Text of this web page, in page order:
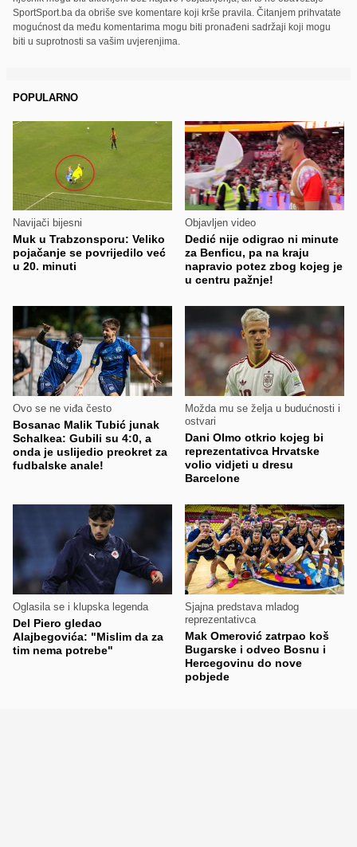
SportSport.ba da obriše sve komentare koji krše pravila. Čitanjem prihvatate
mogućnost da među komentarima mogu biti pronađeni sadržaji koji mogu
biti u suprotnosti sa vašim uvjerenjima.
POPULARNO
Navijači bijesni
Muk u Trabzonsporu: Veliko
pojačanje se povrijedilo već
u 20. minuti
Objavljen video
Dedić nije odigrao ni minute
za Benficu, pa na kraju
napravio potez zbog kojeg je
u centru pažnje!
Ovo se ne viđa često
Bosanac Malik Tubić junak
Schalkea: Gubili su 4:0, a
onda je uslijedio preokret za
fudbalske anale!
Možda mu se želja u budućnosti i
ostvari
Dani Olmo otkrio kojeg bi
reprezentativca Hrvatske
volio vidjeti u dresu
Barcelone
Oglasila se i klupska legenda
Del Piero gledao
Alajbegovića: "Mislim da za
tim nema potrebe"
Sjajna predstava mladog
reprezentativca
Mak Omerović zatrpao koš
Bugarske i odveo Bosnu i
Hercegovinu do nove
pobjede